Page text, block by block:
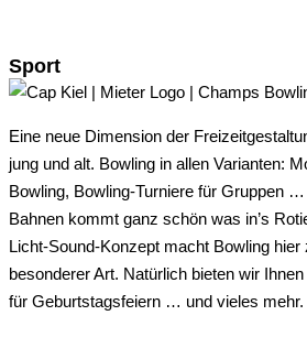
Sport
Eine neue Dimension der
jung und alt. Bowling in allen Varianten:
Bowling, Bowling-Turniere für Gruppen
Bahnen kommt ganz schön was in’s
Licht-Sound-Konzept macht Bowling
besonderer Art. Natürlich bieten wir
für Geburtstagsfeiern … und vieles mehr.